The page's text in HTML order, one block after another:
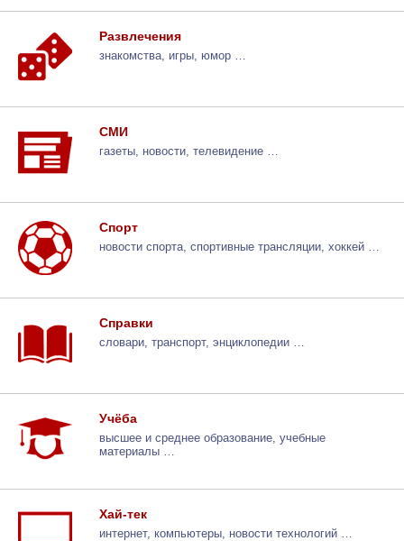
Развлечения
знакомства, игры, юмор …
СМИ
газеты, новости, телевидение …
Спорт
новости спорта, спортивные трансляции, хоккей …
Справки
словари, транспорт, энциклопедии …
Учёба
высшее и среднее образование, учебные
материалы …
Хай-тек
интернет, компьютеры, новости технологий …